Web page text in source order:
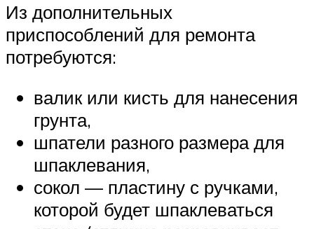
Из дополнительных
приспособлений для ремонта
потребуются:
валик или кисть для нанесения
грунта,
шпатели разного размера для
шпаклевания,
сокол — пластину с ручками,
которой будет шпаклеваться